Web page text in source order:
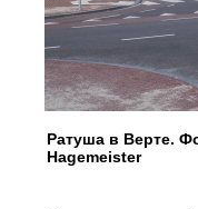
Ратуша в Верте.
Hagemeister